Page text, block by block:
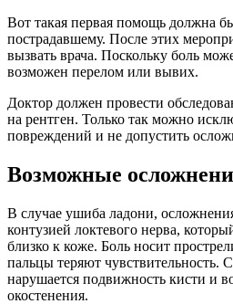
Вот такая первая помощь должна
пострадавшему. После этих
вызвать врача. Поскольку боль
возможен перелом или вывих.
Доктор должен провести
на рентген. Только так можно
повреждений и не допустить
Возможные
В случае ушиба ладони,
контузией локтевого нерва,
близко к коже. Боль носит
пальцы теряют чувствительность.
нарушается подвижность кисти и
окостенения.